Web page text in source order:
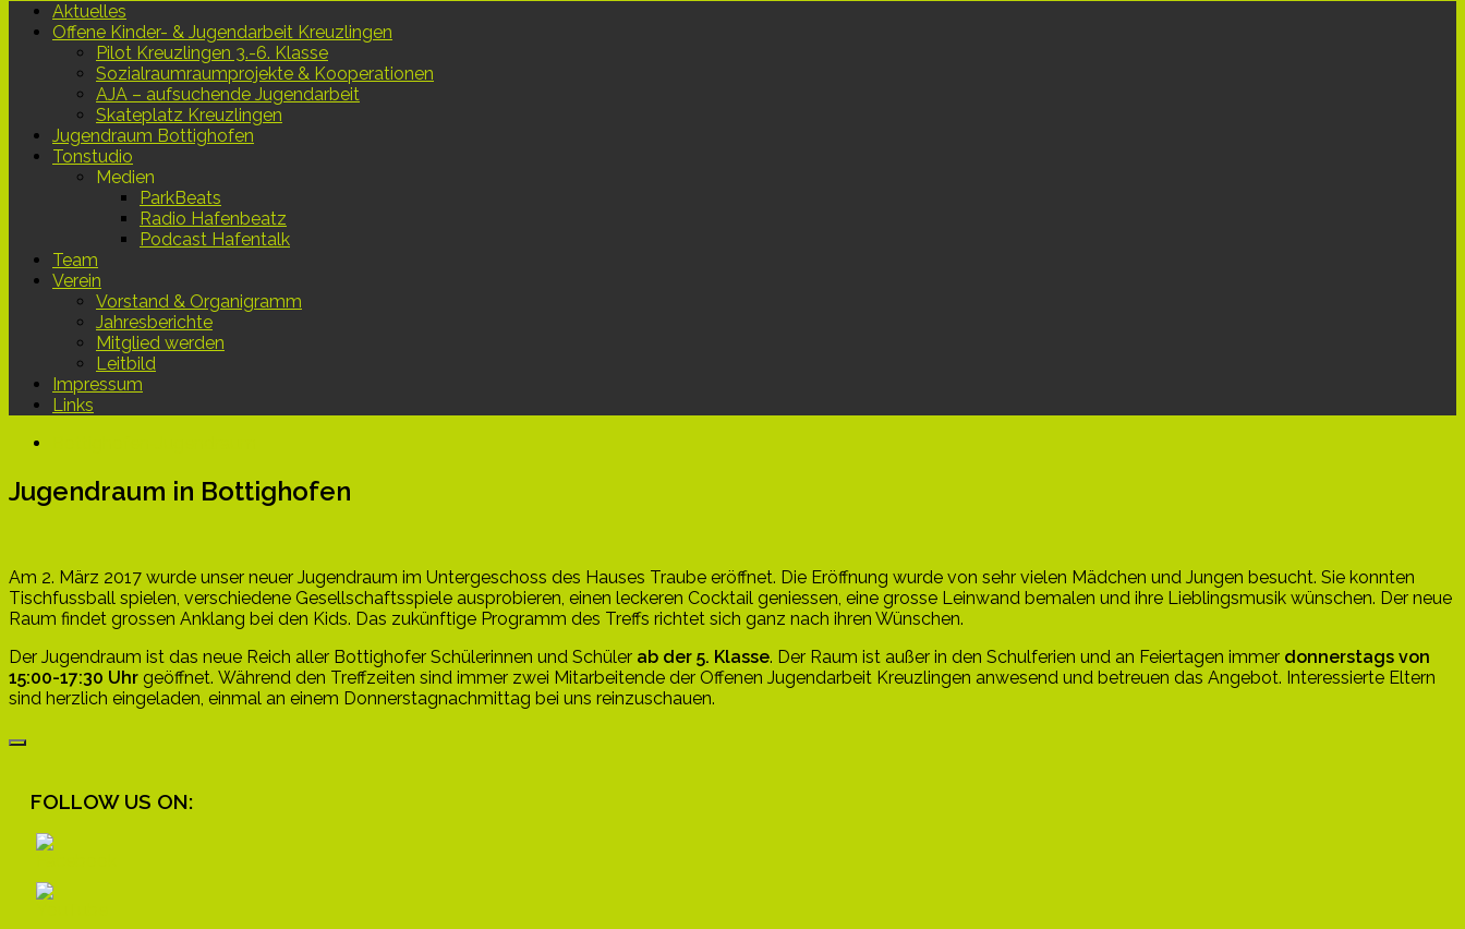
Aktuelles
Offene Kinder- & Jugendarbeit Kreuzlingen
Pilot Kreuzlingen 3.-6. Klasse
Sozialraumraumprojekte & Kooperationen
AJA – aufsuchende Jugendarbeit
Skateplatz Kreuzlingen
Jugendraum Bottighofen
Tonstudio
Medien
ParkBeats
Radio Hafenbeatz
Podcast Hafentalk
Team
Verein
Vorstand & Organigramm
Jahresberichte
Mitglied werden
Leitbild
Impressum
Links
Jugendraum in Bottighofen
Am 2. März 2017 wurde unser neuer Jugendraum im Untergeschoss des Hauses Traube eröffnet. Die Eröffnung wurde von sehr vielen Mädchen und Jungen besucht. Sie konnten
Tischfussball spielen, verschiedene Gesellschaftsspiele ausprobieren, einen leckeren Cocktail geniessen, eine grosse Leinwand bemalen und ihre Lieblingsmusik wünschen. Der neue
Raum findet grossen Anklang bei den Kids. Das zukünftige Programm des Treffs richtet sich ganz nach ihren Wünschen.
Der Jugendraum ist das neue Reich aller Bottighofer Schülerinnen und Schüler ab der 5. Klasse. Der Raum ist außer in den Schulferien und an Feiertagen immer donnerstags von
15:00-17:30 Uhr geöffnet. Während den Treffzeiten sind immer zwei Mitarbeitende der Offenen Jugendarbeit Kreuzlingen anwesend und betreuen das Angebot. Interessierte Eltern
sind herzlich eingeladen, einmal an einem Donnerstagnachmittag bei uns reinzuschauen.
FOLLOW US ON: